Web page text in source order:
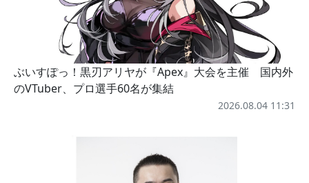
ぶいすぽっ！黒刃アリヤが『Apex』大会を主催 国内外
のVTuber、プロ選手60名が集結
2026.08.04 11:31